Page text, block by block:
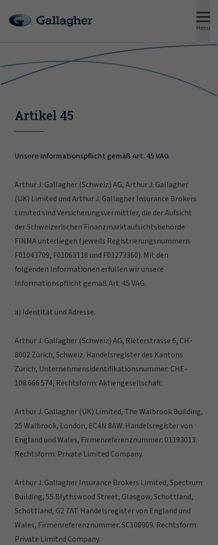
Menü
Artikel 45
Unsere Informationspflicht gemäß Art. 45 VAG
Arthur J. Gallagher (Schweiz) AG, Arthur J. Gallagher
(UK) Limited und Arthur J. Gallagher Insurance Brokers
Limited sind Versicherungsvermittler, die der Aufsicht
der Schweizerischen Finanzmarktaufsichtsbehörde
FINMA unterliegen (jeweils Registrierungsnummern
F01043709, F01063118 und F01273360). Mit den
folgenden Informationen erfüllen wir unsere
Informationspflicht gemäß Art. 45 VAG.
a) Identität und Adresse:
Arthur J. Gallagher (Schweiz) AG, Rieterstrasse 6, CH-
8002 Zürich, Schweiz. Handelsregister des Kantons
Zürich, Unternehmensidentifikationsnummer: CHE-
108.666.574, Rechtsform: Aktiengesellschaft.
Arthur J. Gallagher (UK) Limited, The Walbrook Building,
25 Walbrook, London, EC4N 8AW. Handelsregister von
England und Wales, Firmenreferenznummer: 01193013.
Rechtsform: Private Limited Company.
Arthur J. Gallagher Insurance Brokers Limited, Spectrum
Building, 55 Blythswood Street, Glasgow, Schottland,
Schottland, G2 7AT. Handelsregister von England und
Wales, Firmenreferenznummer: SC108909. Rechtsform:
Private Limited Company.